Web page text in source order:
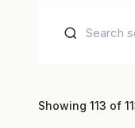
Showing 113 of